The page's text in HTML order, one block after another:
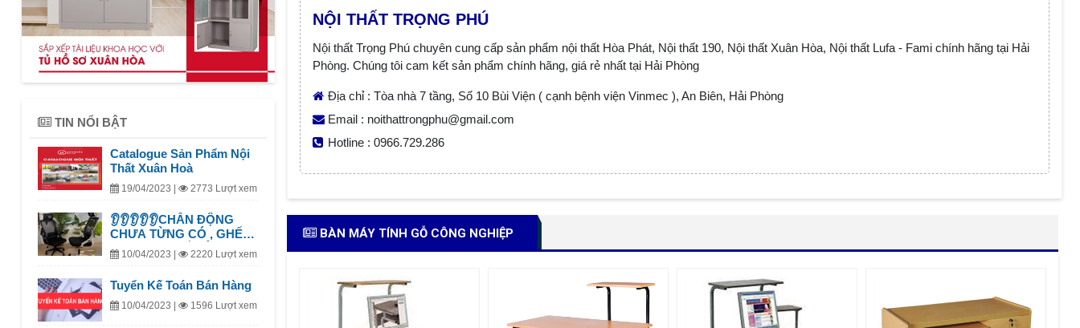
TIN NỔI BẬT
Catalogue Sản Phẩm Nội
Thất Xuân Hoà
19/04/2023 | 2773 Lượt xem
👂👂👂👂👂CHẤN ĐỘNG
CHƯA TỪNG CÓ , GHẾ
GAMING-GHẾ CÔNG
THÁI HỌC DỌN SẠCH
KHO KHÔNG LO VỀ GIÁ .
#XANH_18_CÀNH ,
#NÂU_CHỈ_11_CÀNH
10/04/2023 | 2220 Lượt xem
Tuyển Kế Toán Bán Hàng
10/04/2023 | 1596 Lượt xem
NỘI THẤT TRỌNG PHÚ
Nội thất Trọng Phú chuyên cung cấp sản phẩm nội thất Hòa Phát, Nội thất 190, Nội thất Xuân Hòa, Nội thất Lufa - Fami chính hãng tại Hải
Phòng. Chúng tôi cam kết sản phẩm chính hãng, giá rẻ nhất tại Hải Phòng
Địa chỉ : Tòa nhà 7 tầng, Số 10 Bùi Viện ( cạnh bệnh viện Vinmec ), An Biên, Hải Phòng
Email : noithattrongphu@gmail.com
Hotline : 0966.729.286
BÀN MÁY TÍNH GỖ CÔNG NGHIỆP